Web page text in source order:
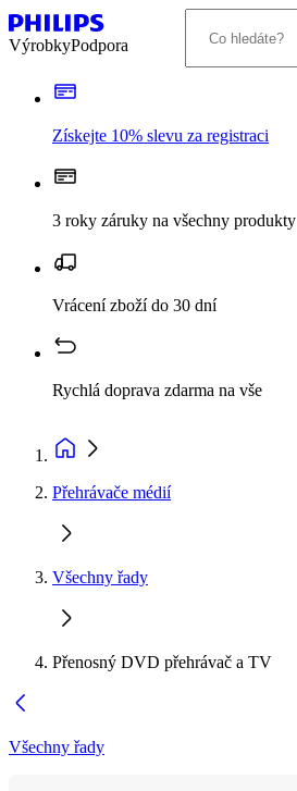
VýrobkyPodpora
Získejte 10% slevu za registraci
3 roky záruky na všechny produkty
Vrácení zboží do 30 dní
Rychlá doprava zdarma na vše
Přehrávače médií
Všechny řady
Přenosný DVD přehrávač a TV
Všechny řady